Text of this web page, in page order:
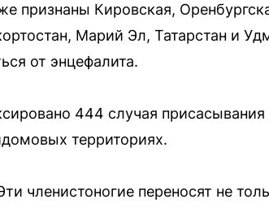
признаны Кировская,
Марий Эл, Татарстан и
от энцефалита.
444 случая
территориях.
членистоногие переносят не